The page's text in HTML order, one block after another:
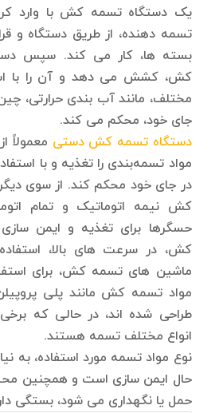
یک دستگاه تسمه کش با وارد
تسمه دهنده، از طریق دستگاه و
بسته ها، کار می کند. سپس
کش، کشش می دهد و آن را با
مختلف، مانند آب بندی حرارتی،
جای خود، محکم می کند.
دستگاه تسمه‌ کش دستیمعمولاً
مواد تسمه‌بندی را تغذیه و با
در جای خود محکم کند. از سوی
کش نیمه اتوماتیک و تمام
حسگرها برای تغذیه و ایمن
کش، در سرعت های بالا،
ماشین های تسمه کش، برای
مواد تسمه کش مانند پلی
طراحی شده اند، در حالی که برخی
انواع مختلف تسمه هستند.
نوع مواد تسمه مورد استفاده، به
حال ایمن سازی است و همچنین
حمل یا نگهداری می شود، بستگی